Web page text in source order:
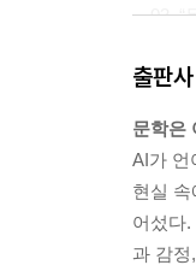
－03_“
문학
이 아
로서
유가
－06_“
출판
문학은
AI가 언
현실
어섰다
과 감